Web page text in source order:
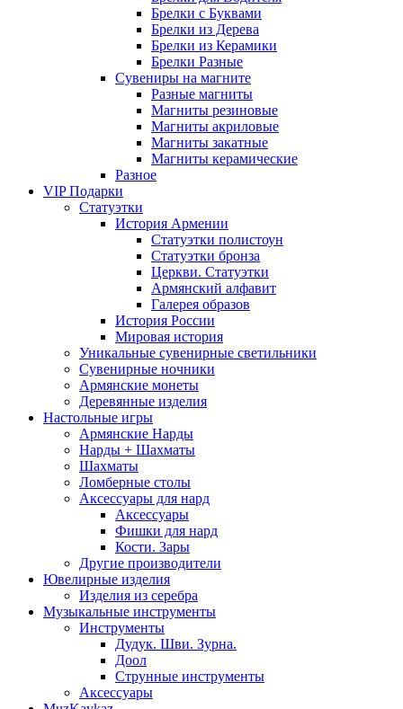
Брелки с Буквами
Брелки из Дерева
Брелки из Керамики
Брелки Разные
Сувениры на магните
Разные магниты
Магниты резиновые
Магниты акриловые
Магниты закатные
Магниты керамические
Разное
VIP Подарки
Статуэтки
История Армении
Статуэтки полистоун
Статуэтки бронза
Церкви. Статуэтки
Армянский алфавит
Галерея образов
История России
Мировая история
Уникальные сувенирные светильники
Сувенирные ночники
Армянские монеты
Деревянные изделия
Настольные игры
Армянские Нарды
Нарды + Шахматы
Шахматы
Ломберные столы
Аксессуары для нард
Аксессуары
Фишки для нард
Кости. Зары
Другие производители
Ювелирные изделия
Изделия из серебра
Музыкальные инструменты
Инструменты
Дудук. Шви. Зурна.
Доол
Струнные инструменты
Аксессуары